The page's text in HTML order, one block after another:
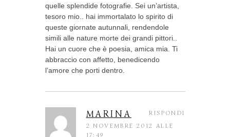
quelle splendide fotografie. Sei un’artista,
tesoro mio.. hai immortalato lo spirito di
queste giornate autunnali, rendendole
simili alle nature morte dei grandi pittori..
Hai un cuore che è poesia, amica mia. Ti
abbraccio con affetto, benedicendo
l’amore che porti dentro.
MARINA
2 NOVEMBRE 2012 ALLE
17:49
RISPONDI